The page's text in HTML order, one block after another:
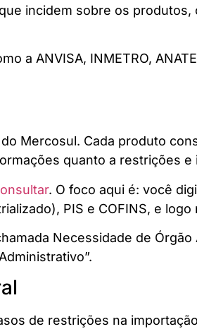
incidem sobre os
a ANVISA, INMETRO,
Mercosul. Cada produto
quanto a restrições
. O foco aqui é: você
PIS e COFINS, e
Necessidade de
de restrições na